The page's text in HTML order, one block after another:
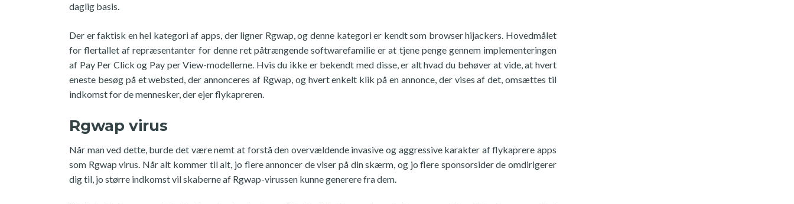
daglig basis.
Der er faktisk en hel kategori af apps, der ligner Rgwap, og denne kategori er kendt som browser hijackers. Hovedmålet
for flertallet af repræsentanter for denne ret påtrængende softwarefamilie er at tjene penge gennem implementeringen
af Pay Per Click og Pay per View-modellerne. Hvis du ikke er bekendt med disse, er alt hvad du behøver at vide, at hvert
eneste besøg på et websted, der annonceres af Rgwap, og hvert enkelt klik på en annonce, der vises af det, omsættes til
indkomst for de mennesker, der ejer flykapreren.
Rgwap virus
Når man ved dette, burde det være nemt at forstå den overvældende invasive og aggressive karakter af flykaprere apps
som Rgwap virus. Når alt kommer til alt, jo flere annoncer de viser på din skærm, og jo flere sponsorsider de omdirigerer
dig til, jo større indkomst vil skaberne af Rgwap-virussen kunne generere fra dem.